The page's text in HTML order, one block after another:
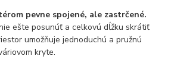
pevne spojené, ale zastrčené.
ešte posunúť a celkovú dĺžku skrátiť
umožňuje jednoduchú a pružnú
kryte.